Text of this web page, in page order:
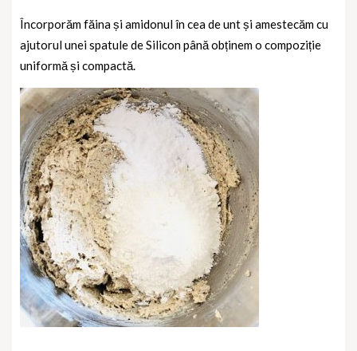
Încorporăm făina și amidonul în cea de unt și amestecăm cu
ajutorul unei spatule de Silicon până obținem o compoziție
uniformă și compactă.